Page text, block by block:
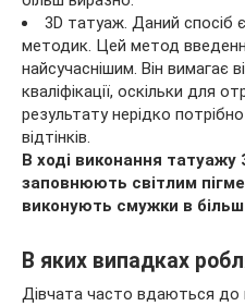
3D татуаж. Даний спосіб
методик. Цей метод
найсучаснішим. Він вимагає
кваліфікації, оскільки для
результату нерідко
відтінків.
В ході виконання
заповнюють світлим
виконують смужки в більш
В яких випадках
Дівчата часто вдаються до